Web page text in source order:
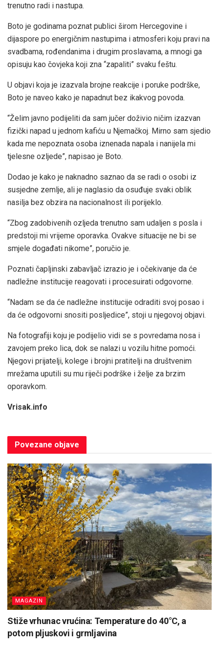
trenutno radi i nastupa.
Boto je godinama poznat publici širom Hercegovine i
dijaspore po energičnim nastupima i atmosferi koju pravi na
svadbama, rođendanima i drugim proslavama, a mnogi ga
opisuju kao čovjeka koji zna “zapaliti” svaku feštu.
U objavi koja je izazvala brojne reakcije i poruke podrške,
Boto je naveo kako je napadnut bez ikakvog povoda.
“Želim javno podijeliti da sam jučer doživio ničim izazvan
fizički napad u jednom kafiću u Njemačkoj. Mirno sam sjedio
kada me nepoznata osoba iznenada napala i nanijela mi
tjelesne ozljede”, napisao je Boto.
Dodao je kako je naknadno saznao da se radi o osobi iz
susjedne zemlje, ali je naglasio da osuđuje svaki oblik
nasilja bez obzira na nacionalnost ili porijeklo.
“Zbog zadobivenih ozljeda trenutno sam udaljen s posla i
predstoji mi vrijeme oporavka. Ovakve situacije ne bi se
smjele događati nikome”, poručio je.
Poznati čapljinski zabavljač izrazio je i očekivanje da će
nadležne institucije reagovati i procesuirati odgovorne.
“Nadam se da će nadležne institucije odraditi svoj posao i
da će odgovorni snositi posljedice”, stoji u njegovoj objavi.
Na fotografiji koju je podijelio vidi se s povredama nosa i
zavojem preko lica, dok se nalazi u vozilu hitne pomoći.
Njegovi prijatelji, kolege i brojni pratitelji na društvenim
mrežama uputili su mu riječi podrške i želje za brzim
oporavkom.
Vrisak.info
Povezane objave
MAGAZIN
Stiže vrhunac vrućina: Temperature do 40°C, a
potom pljuskovi i grmljavina